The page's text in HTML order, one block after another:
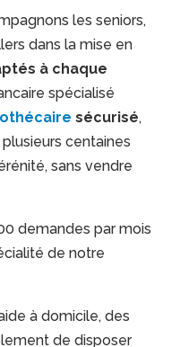
les seniors,
dans la mise en
à chaque
spécialisé
sécurisé,
centaines
sans vendre
demandes par mois
de notre
à domicile, des
de disposer